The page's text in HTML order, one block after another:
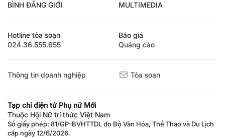
BÌNH ĐẲNG GIỚI MULTIMEDIA
Hotline tòa soạn
024.36.555.655
Báo giá
Quảng cáo
Thông tin doanh nghiệp Tòa soạn
Tạp chí điện tử Phụ nữ Mới
Thuộc Hội Nữ trí thức Việt Nam
Số giấy phép: 81/GP-BVHTTDL do Bộ Văn Hóa, Thể Thao và Du Lịch
cấp ngày 12/6/2026.